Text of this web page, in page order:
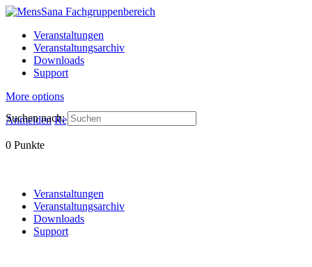
Veranstaltungen
Veranstaltungsarchiv
Downloads
Support
More options
Anmelden Registrieren
0 Punkte
Suchen nach:
Veranstaltungen
Veranstaltungsarchiv
Downloads
Support